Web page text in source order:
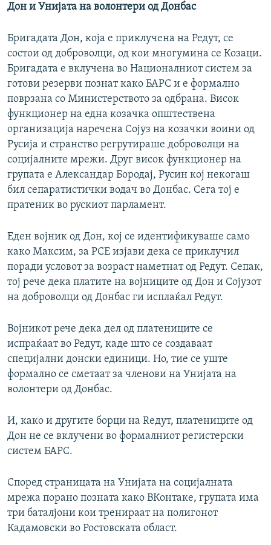
Дон и Унијата на волонтери од Донбас
Бригадата Дон, која е приклучена на Редут, се
состои од доброволци, од кои многумина се Козаци.
Бригадата е вклучена во Националниот систем за
готови резерви познат како БАРС и е формално
поврзана со Министерството за одбрана. Висок
функционер на една козачка општествена
организација наречена Сојуз на козачки воини од
Русија и странство регрутираше доброволци на
социјалните мрежи. Друг висок функционер на
групата е Александар Бородај, Русин кој некогаш
бил сепаратистички водач во Донбас. Сега тој е
пратеник во рускиот парламент.
Еден војник од Дон, кој се идентификуваше само
како Максим, за РСЕ изјави дека се приклучил
поради условот за возраст наметнат од Редут. Сепак,
тој рече дека платите на војниците од Дон и Сојузот
на доброволци од Донбас ги исплаќал Редут.
Војникот рече дека дел од платениците се
испраќаат во Редут, каде што се создаваат
специјални донски единици. Но, тие се уште
формално се сметаат за членови на Унијата на
волонтери од Донбас.
И, како и другите борци на Reдут, платениците од
Дон не се вклучени во формалниот регистерски
систем БАРС.
Според страницата на Унијата на социјалната
мрежа порано позната како ВКонтаке, групата има
три баталјони кои тренираат на полигонот
Кадамовски во Ростовската област.